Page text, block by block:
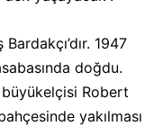
1947
doğdu.
büyükelçisi Robert
yakılması